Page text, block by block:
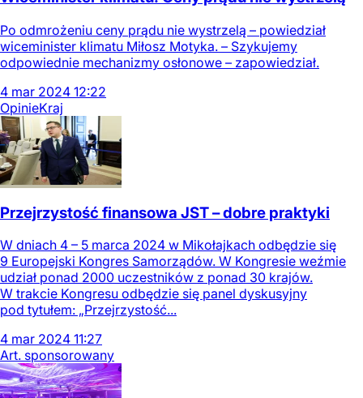
Po odmrożeniu ceny prądu nie wystrzelą – powiedział
wiceminister klimatu Miłosz Motyka. – Szykujemy
odpowiednie mechanizmy osłonowe – zapowiedział.
4 mar 2024 12:22
OpinieKraj
Przejrzystość finansowa JST – dobre praktyki
W dniach 4 – 5 marca 2024 w Mikołajkach odbędzie się
9 Europejski Kongres Samorządów. W Kongresie weźmie
udział ponad 2000 uczestników z ponad 30 krajów.
W trakcie Kongresu odbędzie się panel dyskusyjny
pod tytułem: „Przejrzystość...
4 mar 2024 11:27
Art. sponsorowany